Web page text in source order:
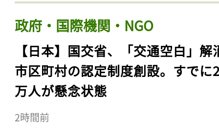
政府・国際機関・NGO
【日本】国交省、「交通空白」解
市区町村の認定制度創設。すでに
万人が懸念状態
2時間前